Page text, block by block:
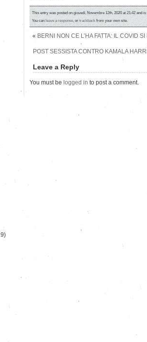
This entry was posted on giovedì, Novembre 12th, 2020 at 21:42 and
You canleave a response, ortrackbackfrom your own site.
« BERNI NON CE L’HA FATTA: IL COVID
POST SESSISTA CONTRO KAMALA
Leave a Reply
You must be logged in to post a comment.